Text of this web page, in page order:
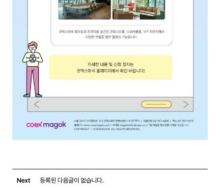
Next 등록된 다음글이 없습니다.